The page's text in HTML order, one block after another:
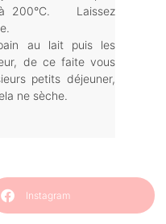
à 200°C. Laissez
au lait puis les
de ce faite vous
petits déjeuner,
ne sèche.
Instagram